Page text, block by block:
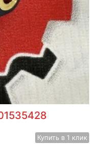
Купить в 1 клик